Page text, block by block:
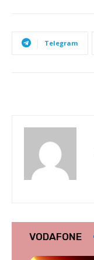
Telegram
VODAFONE